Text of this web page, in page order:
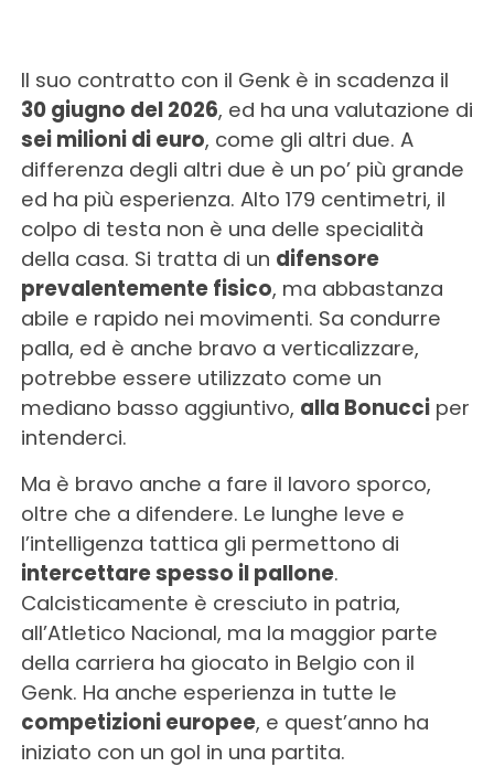
Il suo contratto con il Genk è in scadenza il
30 giugno del 2026, ed ha una valutazione di
sei milioni di euro, come gli altri due. A
differenza degli altri due è un po’ più grande
ed ha più esperienza. Alto 179 centimetri, il
colpo di testa non è una delle specialità
della casa. Si tratta di un difensore
prevalentemente fisico, ma abbastanza
abile e rapido nei movimenti. Sa condurre
palla, ed è anche bravo a verticalizzare,
potrebbe essere utilizzato come un
mediano basso aggiuntivo, alla Bonucciper
intenderci.
Ma è bravo anche a fare il lavoro sporco,
oltre che a difendere. Le lunghe leve e
l’intelligenza tattica gli permettono di
intercettare spesso il pallone.
Calcisticamente è cresciuto in patria,
all’Atletico Nacional, ma la maggior parte
della carriera ha giocato in Belgio con il
Genk. Ha anche esperienza in tutte le
competizioni europee, e quest’anno ha
iniziato con un gol in una partita.